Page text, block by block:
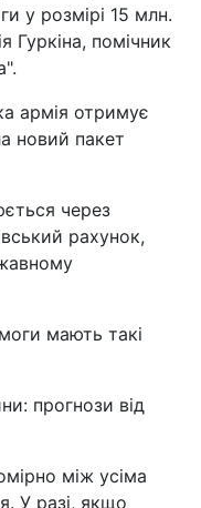
у розмірі 15 млн.
Гуркіна, помічник
армія отримує
новий пакет
через
рахунок,
мають такі
прогнози від
між усіма
У разі, якщо